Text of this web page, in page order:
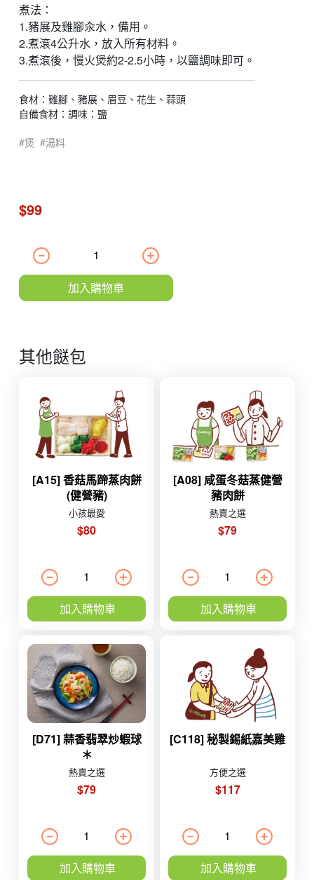
煮法：
1.豬展及雞腳汆水，備用。
2.煮滾4公升水，放入所有材料。
3.煮滾後，慢火煲約2-2.5小時，以鹽調味即可。
食材：雞腳、豬展、眉豆、花生、蒜頭
自備食材：調味：鹽
煲 湯料
$99
加入購物車
其他餸包
[A15] 香菇馬蹄蒸肉餅
(健營豬)
小孩最愛
$80
加入購物車
[A08] 咸蛋冬菇蒸健營
豬肉餅
熱賣之選
$79
加入購物車
[D71] 蒜香翡翠炒蝦球
＊
熱賣之選
$79
加入購物車
[C118] 秘製錫紙嘉美雞
方便之選
$117
加入購物車